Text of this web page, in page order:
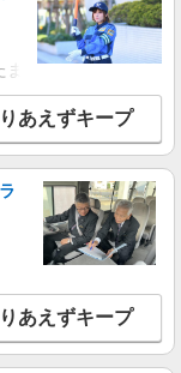
シ！お迎えに間に
払い有/週払い有/交
細を見る
★残業なし♪日勤
払い有/週払い有/交
市岩槻区・久喜市・
あえずキープ
あえずキープ